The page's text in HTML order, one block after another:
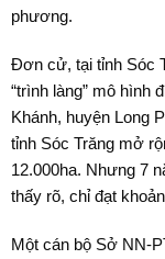
phương.
Đơn cử, tại tỉnh Sóc
“trình làng” mô hình
Khánh, huyện Long
tỉnh Sóc Trăng mở
12.000ha. Nhưng 7
thấy rõ, chỉ đạt
Một cán bộ Sở NN-